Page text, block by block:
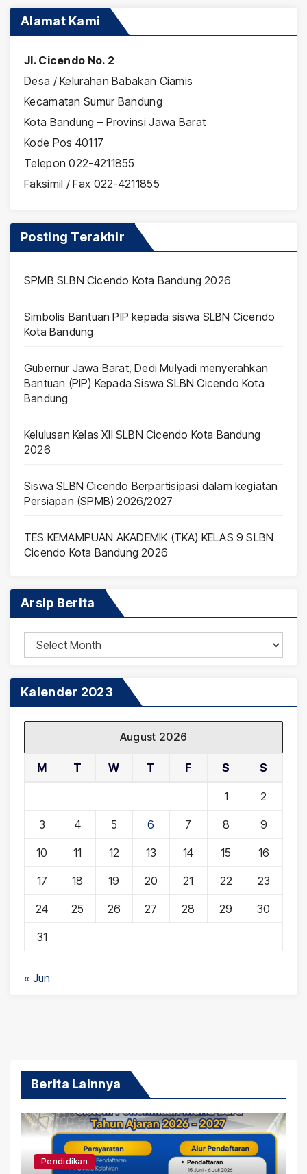
Alamat Kami
Jl. Cicendo No. 2
Desa / Kelurahan Babakan Ciamis
Kecamatan Sumur Bandung
Kota Bandung – Provinsi Jawa Barat
Kode Pos 40117
Telepon 022-4211855
Faksimil / Fax 022-4211855
Posting Terakhir
SPMB SLBN Cicendo Kota Bandung 2026
Simbolis Bantuan PIP kepada siswa SLBN Cicendo
Kota Bandung
Gubernur Jawa Barat, Dedi Mulyadi menyerahkan
Bantuan (PIP) Kepada Siswa SLBN Cicendo Kota
Bandung
Kelulusan Kelas XII SLBN Cicendo Kota Bandung
2026
Siswa SLBN Cicendo Berpartisipasi dalam kegiatan
Persiapan (SPMB) 2026/2027
TES KEMAMPUAN AKADEMIK (TKA) KELAS 9 SLBN
Cicendo Kota Bandung 2026
Arsip Berita
Arsip
Berita
Kalender 2023
August 2026
M T W T F S S
1 2
3 4 5 6 7 8 9
10 11 12 13 14 15 16
17 18 19 20 21 22 23
24 25 26 27 28 29 30
31
« Jun
Berita Lainnya
Pendidikan